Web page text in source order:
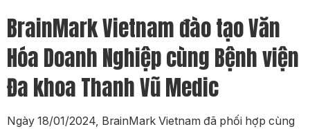
BrainMark Vietnam đào tạo Văn
Hóa Doanh Nghiệp cùng Bệnh viện
Đa khoa Thanh Vũ Medic
Ngày 18/01/2024, BrainMark Vietnam đã phối hợp cùng